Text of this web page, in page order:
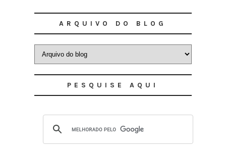
ARQUIVO DO BLOG
PESQUISE AQUI